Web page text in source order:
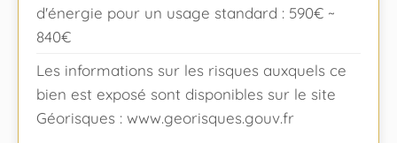
d'énergie pour un usage standard : 590€ ~
840€
Les informations sur les risques auxquels ce
bien est exposé sont disponibles sur le site
Géorisques : www.georisques.gouv.fr